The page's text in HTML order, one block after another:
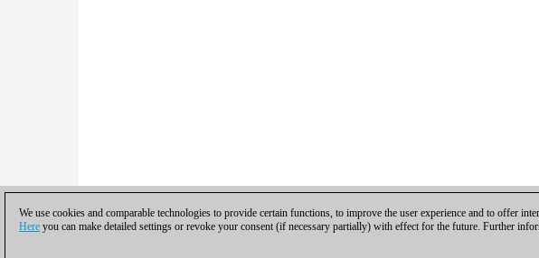
We use cookies and comparable technologies to provide certain functions, to improve the user experience and to offer
Here you can make detailed settings or revoke your consent (if necessary partially) with effect for the future. Further